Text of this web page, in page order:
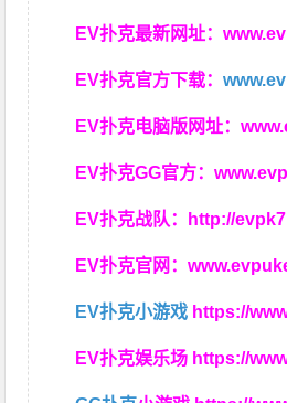
EV扑克最新网址：
EV扑克官方下载：
EV扑克电脑版网址：
EV扑克GG官方：
EV扑克战队： http://
EV扑克官网：
EV扑克小游戏 https://
EV扑克娱乐场 https://